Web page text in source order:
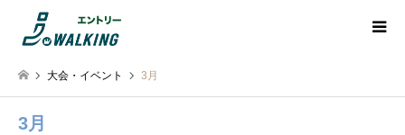
大会・イベント 3月
3月